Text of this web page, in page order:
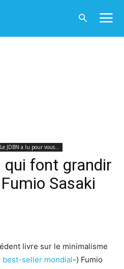
Le JDBN a lu pour vous...
qui font grandir
Sasaki
livre sur le minimalisme
best-seller mondial-) Fumio